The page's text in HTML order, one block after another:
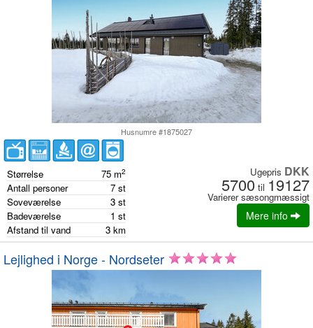
Husnumre #1875027
Størrelse 75 m2
Antall personer 7 st
Soveværelse
3 st
Badeværelse
1 st
Afstand til vand
3 km
Ugepris DKK
5700 til 19127
Varierer sæsongmæssigt
Mere info
Lejlighed i Norge - Nordseter